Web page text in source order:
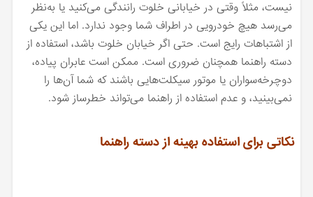
نیست، مثلاً وقتی در خیابانی خلوت رانندگی می‌کنید یا به‌نظر
می‌رسد هیچ خودرویی در اطراف شما وجود ندارد. اما این یکی
از اشتباهات رایج است. حتی اگر خیابان خلوت باشد، استفاده از
دسته راهنما همچنان ضروری است. ممکن است عابران پیاده،
دوچرخه‌سواران یا موتور سیکلت‌هایی باشند که شما آن‌ها را
نمی‌بینید، و عدم استفاده از راهنما می‌تواند خطرساز شود.
نکاتی برای استفاده بهینه از دسته راهنما